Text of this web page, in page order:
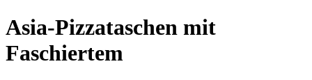
Asia-Pizzataschen mit
Faschiertem